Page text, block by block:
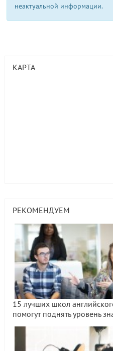
неактуальной информации.
КАРТА
РЕКОМЕНДУЕМ
15 лучших школ
помогут поднять уровень